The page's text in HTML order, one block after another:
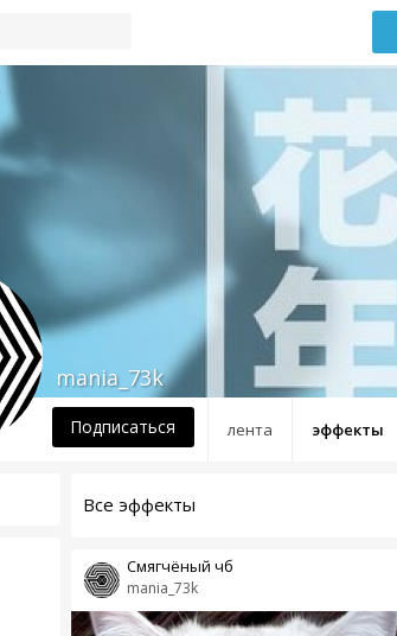
лента эффекты
mania_73k
Подписаться
Все эффекты
mania_73k
Смягчёный чб